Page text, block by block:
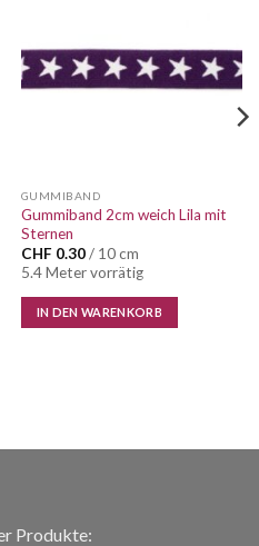
GUMMIBAND
Gummiband 2cm weich Lila mit
Sternen
CHF 0.30/ 10 cm
5.4 Meter vorrätig
IN DEN WARENKORB
Produkte: